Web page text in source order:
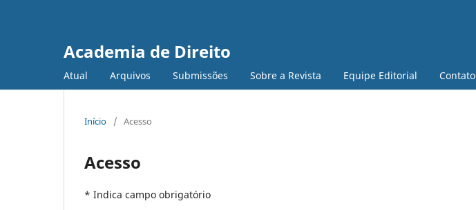
Academia de Direito
Atual Arquivos Submissões Sobre a Revista Equipe Editorial Contato
Início / Acesso
Acesso
* Indica campo obrigatório